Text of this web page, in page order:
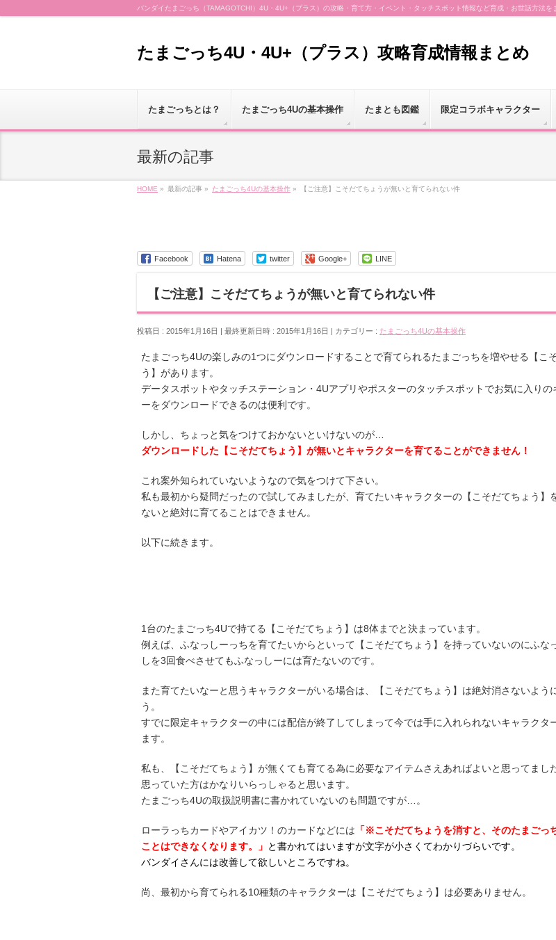
バンダイたまごっち（TAMAGOTCHI）4U・4U+（プラス）の攻略・育て方・イベント・タッチスポット情報など育成・お世話方法を
たまごっち4U・4U+（プラス）攻略育成情報まとめ
たまごっちとは？ たまごっち4Uの基本操作 たまとも図鑑 限定コラボキャラクター
最新の記事
HOME » 最新の記事 » たまごっち4Uの基本操作 » 【ご注意】こそだてちょうが無いと育てられない件
Facebook Hatena twitter Google+ LINE
【ご注意】こそだてちょうが無いと育てられない件
投稿日 : 2015年1月16日 最終更新日時 : 2015年1月16日 カテゴリー : たまごっち4Uの基本操作
たまごっち4Uの楽しみの1つにダウンロードすることで育てられるたまごっちを増やせる【こ
う】があります。
データスポットやタッチステーション・4Uアプリやポスターのタッチスポットでお気に入りの
ーをダウンロードできるのは便利です。
しかし、ちょっと気をつけておかないといけないのが…
ダウンロードした【こそだてちょう】が無いとキャラクターを育てることができません！
これ案外知られていないようなので気をつけて下さい。
私も最初から疑問だったので試してみましたが、育てたいキャラクターの【こそだてちょう】
ないと絶対に育てることはできません。
以下に続きます。
1台のたまごっち4Uで持てる【こそだてちょう】は8体までと決まっています。
例えば、ふなっしーっちを育てたいからといって【こそだてちょう】を持っていないのにふな
しを3回食べさせてもふなっしーには育たないのです。
また育てたいなーと思うキャラクターがいる場合は、【こそだてちょう】は絶対消さないよう
う。
すでに限定キャラクターの中には配信が終了してしまって今では手に入れられないキャラクタ
ます。
私も、【こそだてちょう】が無くても育てる為に必要なアイテムさえあればよいと思ってまし
思っていた方はかなりいらっしゃると思います。
たまごっち4Uの取扱説明書に書かれていないのも問題ですが…。
ローラっちカードやアイカツ！のカードなどには 「※こそだてちょうを消すと、そのたまごっ
ことはできなくなります。」 と書かれてはいますが文字が小さくてわかりづらいです。
バンダイさんには改善して欲しいところですね。
尚、最初から育てられる10種類のキャラクターは【こそだてちょう】は必要ありません。